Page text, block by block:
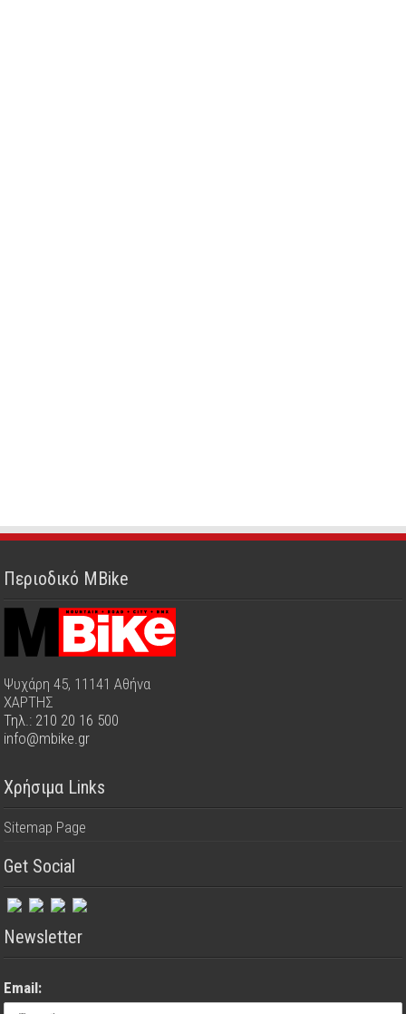
Περιοδικό MBike
Ψυχάρη 45, 11141 Αθήνα
ΧΑΡΤΗΣ
Τηλ.: 210 20 16 500
info@mbike.gr
Χρήσιμα Links
Sitemap Page
Get Social
Newsletter
Email: